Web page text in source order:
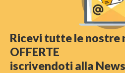
Ricevi tutte le nostre
OFFERTE
iscrivendoti alla